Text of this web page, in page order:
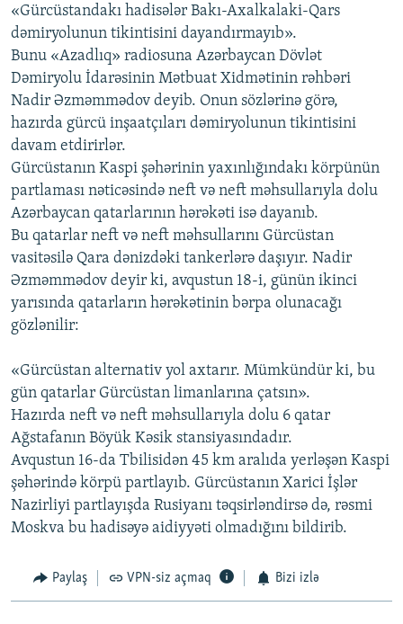
XƏBƏR BÜLLETENLƏRIMIZ
«Gürcüstandakı hadisələr Bakı-Axalkalaki-Qars
dəmiryolunun tikintisini dayandırmayıb».
Bunu «Azadlıq» radiosuna Azərbaycan Dövlət
Dəmiryolu İdarəsinin Mətbuat Xidmətinin rəhbəri
Nadir Əzməmmədov deyib. Onun sözlərinə görə,
hazırda gürcü inşaatçıları dəmiryolunun tikintisini
davam etdirirlər.
Gürcüstanın Kaspi şəhərinin yaxınlığındakı körpünün
partlaması nəticəsində neft və neft məhsullarıyla dolu
Azərbaycan qatarlarının hərəkəti isə dayanıb.
Bu qatarlar neft və neft məhsullarını Gürcüstan
vasitəsilə Qara dənizdəki tankerlərə daşıyır. Nadir
Əzməmmədov deyir ki, avqustun 18-i, günün ikinci
yarısında qatarların hərəkətinin bərpa olunacağı
gözlənilir:
«Gürcüstan alternativ yol axtarır. Mümkündür ki, bu
gün qatarlar Gürcüstan limanlarına çatsın».
Hazırda neft və neft məhsullarıyla dolu 6 qatar
Ağstafanın Böyük Kəsik stansiyasındadır.
Avqustun 16-da Tbilisidən 45 km aralıda yerləşən Kaspi
şəhərində körpü partlayıb. Gürcüstanın Xarici İşlər
Nazirliyi partlayışda Rusiyanı təqsirləndirsə də, rəsmi
Moskva bu hadisəyə aidiyyəti olmadığını bildirib.
Paylaş VPN-siz açmaq Bizi izlə